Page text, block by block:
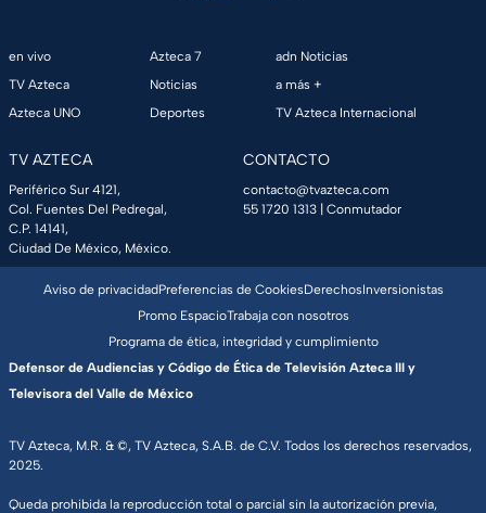
en vivo
TV Azteca
Azteca UNO
Azteca 7
Noticias
Deportes
adn Noticias
a más +
TV Azteca Internacional
TV AZTECA
Periférico Sur 4121,
Col. Fuentes Del Pedregal,
C.P. 14141,
Ciudad De México, México.
CONTACTO
contacto@tvazteca.com
55 1720 1313 | Conmutador
TV Azteca, M.R. & ©, TV Azteca, S.A.B. de C.V. Todos los derechos reservados,
2025.
Queda prohibida la reproducción total o parcial sin la autorización previa,
Aviso de privacidadPreferencias de CookiesDerechosInversionistas
Promo EspacioTrabaja con nosotros
Programa de ética, integridad y cumplimiento
Defensor de Audiencias y Código de Ética de Televisión Azteca III y
Televisora del Valle de México